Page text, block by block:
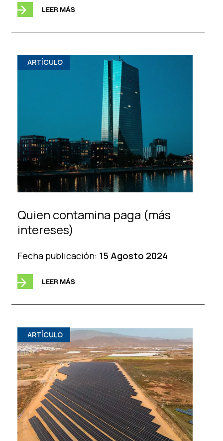
LEER MÁS
ARTÍCULO
Quien contamina paga (más
intereses)
Fecha publicación: 15 Agosto 2024
LEER MÁS
ARTÍCULO